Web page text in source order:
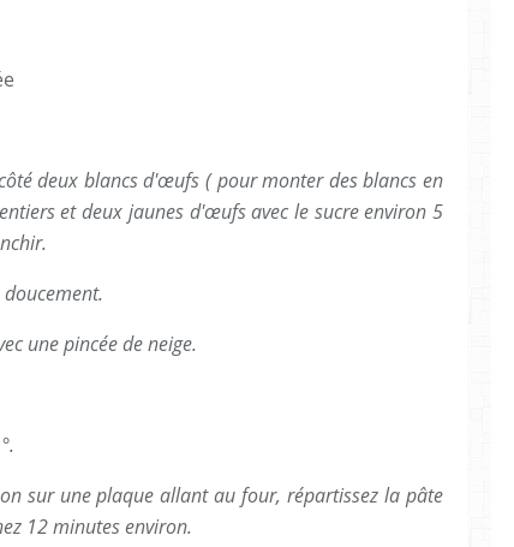
deux blancs d'œufs ( pour monter des blancs en
et deux jaunes d'œufs avec le sucre environ 5
une pincée de neige.
sur une plaque allant au four, répartissez la pâte
12 minutes environ.